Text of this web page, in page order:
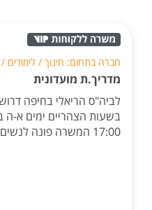
חברה בתחום: חינוך / לימודים /
מדריך.ת מועדונית
לביה"ס הריאלי בחיפה
17:00 המשרה פונה לנשים וגברים כאחד